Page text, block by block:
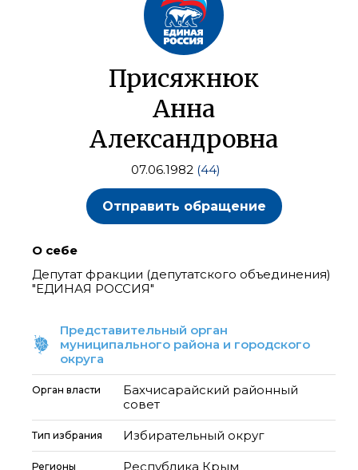
Присяжнюк
Анна
Александровна
07.06.1982 (44)
Отправить обращение
О себе
Депутат фракции (депутатского объединения)
"ЕДИНАЯ РОССИЯ"
Представительный орган
муниципального района и городского
округа
Орган власти
Бахчисарайский районный
совет
Тип избрания Избирательный округ
Регионы Республика Крым